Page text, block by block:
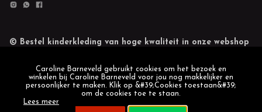
© Bestel kinderkleding van hoge kwaliteit in onze webshop
Caroline Barneveld gebruikt cookies om het bezoek en
winkelen bij Caroline Barneveld voor jou nog makkelijker en
persoonlijker te maken. Klik op &#39;Cookies toestaan&#39;
om de cookies toe te staan.
Lees meer